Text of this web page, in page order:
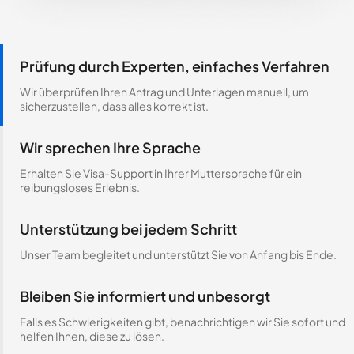
Prüfung durch Experten, einfaches Verfahren
Wir überprüfen Ihren Antrag und Unterlagen manuell, um
sicherzustellen, dass alles korrekt ist.
Wir sprechen Ihre Sprache
Erhalten Sie Visa-Support in Ihrer Muttersprache für ein
reibungsloses Erlebnis.
Unterstützung bei jedem Schritt
Unser Team begleitet und unterstützt Sie von Anfang bis Ende.
Bleiben Sie informiert und unbesorgt
Falls es Schwierigkeiten gibt, benachrichtigen wir Sie sofort und
helfen Ihnen, diese zu lösen.